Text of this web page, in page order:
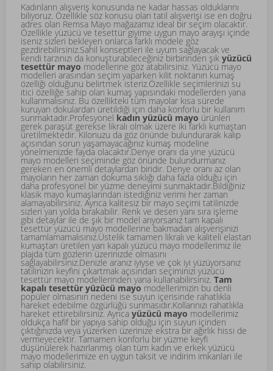
Kadınların alışveriş konusunda ne kadar hassas olduklarını
biliyoruz. Özellikle söz konusu olan tatil alışverişi ise en doğru
adres olan Remsa Mayo mağazamız ideal bir seçim olacaktır.
Özellikle yüzücü ve tesettür giyime uygun mayo arayışı içinde
iseniz sizleri bekleyen onlarca farklı modele göz
gezdirebilirsiniz.Sahil konseptleri ile uyum sağlayacak ve
kendi tarzınızı da konuşturabileceğiniz birbirinden şık yüzücü
tesettür mayo modellerine göz atabilirsiniz. Yüzücü mayo
modelleri arasından seçim yaparken kilit noktanın kumaş
özelliği olduğunu belirtmek isteriz.Özellikle seçimlerinizi su
itici özelliğe sahip olan kumaş yapısındaki modellerden yana
kullanmalısınız. Bu özellikteki tüm mayolar kısa sürede
kuruyan dokulardan üretildiği için daha konforlu bir kullanım
sunmaktadır.Profesyonel kadın yüzücü mayo ürünleri
gerek paraşüt gerekse likralı olmak üzere iki farklı kumaştan
üretilmektedir. Kilonuzu da göz önünde bulundurarak kalıp
açısından sorun yaşamayacağınız kumaş modeline
yönelmenizde fayda olacaktır.Denye oranı da yine yüzücü
mayo modelleri seçiminde göz önünde bulundurmanız
gereken en önemli detaylardan biridir. Denye oranı az olan
mayoların her zaman dokuma sıklığı daha fazla olduğu için
daha profesyonel bir yüzme deneyimi sunmaktadır.Bildiğiniz
klasik mayo kumaşlarından istediğiniz verimi her zaman
alamayabilirsiniz. Ayrıca kalitesiz bir mayo seçimi tatilinizde
sizleri yarı yolda bırakabilir. Renk ve desen yanı sıra işleme
gibi detaylar ile de şık bir model arıyorsanız tam kapalı
tesettür yüzücü mayo modellerine bakmadan alışverişinizi
tamamlamamalısınız.Üstelik tamamen likralı ve kaliteli elastan
kumaştan üretilen yarı kapalı yüzücü mayo modellerimiz ile
plajda tüm gözlerin üzerinizde olmasını
sağlayabilirsiniz.Denizle aranız iyiyse ve çok iyi yüzüyorsanız
tatilinizin keyfini çıkartmak açısından seçiminizi yüzücü
tesettür mayo modellerinden yana kullanabilirsiniz. Tam
kapalı tesettür yüzücü mayo modellerimizin bu denli
popüler olmasının nedeni ise suyun içerisinde rahatlıkla
hareket edebilme özgürlüğü sunmasıdır.Kollarınızı rahatlıkla
hareket ettirebilirsiniz. Ayrıca yüzücü mayo modellerimiz
oldukça hafif bir yapıya sahip olduğu için suyun içinden
çıktığınızda veya yüzerken üzerinize ekstra bir ağırlık hissi de
vermeyecektir. Tamamen konforlu bir yüzme keyfi
düşünülerek hazırlanmış olan tüm kadın ve erkek yüzücü
mayo modellerimize en uygun taksit ve indirim imkanları ile
sahip olabilirsiniz.